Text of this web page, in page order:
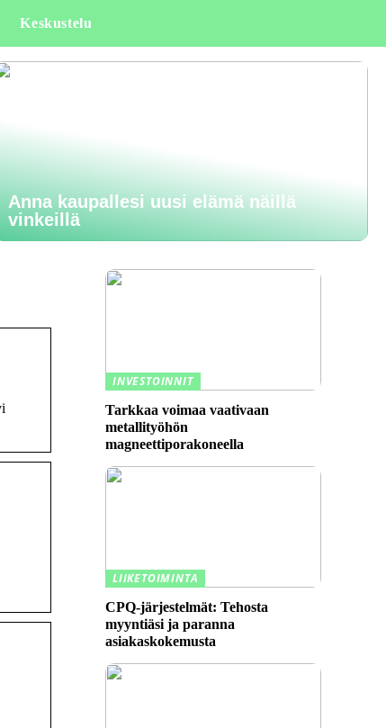
Keskustelu
Anna kaupallesi uusi elämä näillä
vinkeillä
INVESTOINNIT
Tarkkaa voimaa vaativaan
metallityöhön
magneettiporakoneella
LIIKETOIMINTA
CPQ-järjestelmät: Tehosta
myyntiäsi ja paranna
asiakaskokemusta